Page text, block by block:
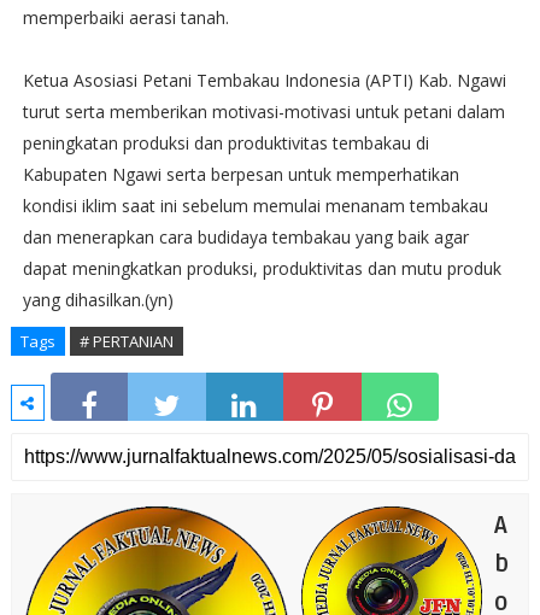
memperbaiki aerasi tanah.
Ketua Asosiasi Petani Tembakau Indonesia (APTI) Kab. Ngawi
turut serta memberikan motivasi-motivasi untuk petani dalam
peningkatan produksi dan produktivitas tembakau di
Kabupaten Ngawi serta berpesan untuk memperhatikan
kondisi iklim saat ini sebelum memulai menanam tembakau
dan menerapkan cara budidaya tembakau yang baik agar
dapat meningkatkan produksi, produktivitas dan mutu produk
yang dihasilkan.(yn)
Tags # PERTANIAN
A
b
o